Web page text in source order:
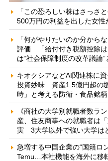
「この恐ろしい株はさっさ
500万円の利益を出した女性
「何がやりたいのか分から
評価 「給付付き税額控除
は“社会保障制度の改革議論”
キオクシアなどAI関連株に
投資妙味 資産1.5億円超の
時」と考える防衛・食品銘
《商社の大学別就職者数ラ
産、住友商事への就職者は
実 3大学以外で強い大学は
急増する中国企業の“国籍ロ
Temu…本社機能を海外に移